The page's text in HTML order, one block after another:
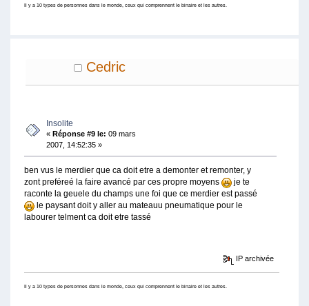
Il y a 10 types de personnes dans le monde, ceux qui comprennent le binaire et les autres.
Cedric
Insolite
« Réponse #9 le: 09 mars
2007, 14:52:35 »
ben vus le merdier que ca doit etre a demonter et remonter, y
zont preféreé la faire avancé par ces propre moyens
je te
raconte la geuele du champs une foi que ce merdier est passé
le paysant doit y aller au mateauu pneumatique pour le
labourer telment ca doit etre tassé
IP archivée
Il y a 10 types de personnes dans le monde, ceux qui comprennent le binaire et les autres.